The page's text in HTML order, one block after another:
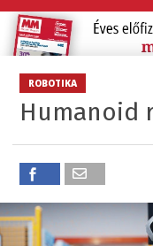
ROBOTIKA
Humanoid